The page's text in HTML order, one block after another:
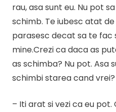
rau, asa sunt eu. Nu pot
schimb. Te iubesc atat
parasesc decat sa te fac
mine.Crezi ca daca as
as schimba? Nu pot. Asa
schimbi starea cand
– Iti arat si vezi ca eu pot.